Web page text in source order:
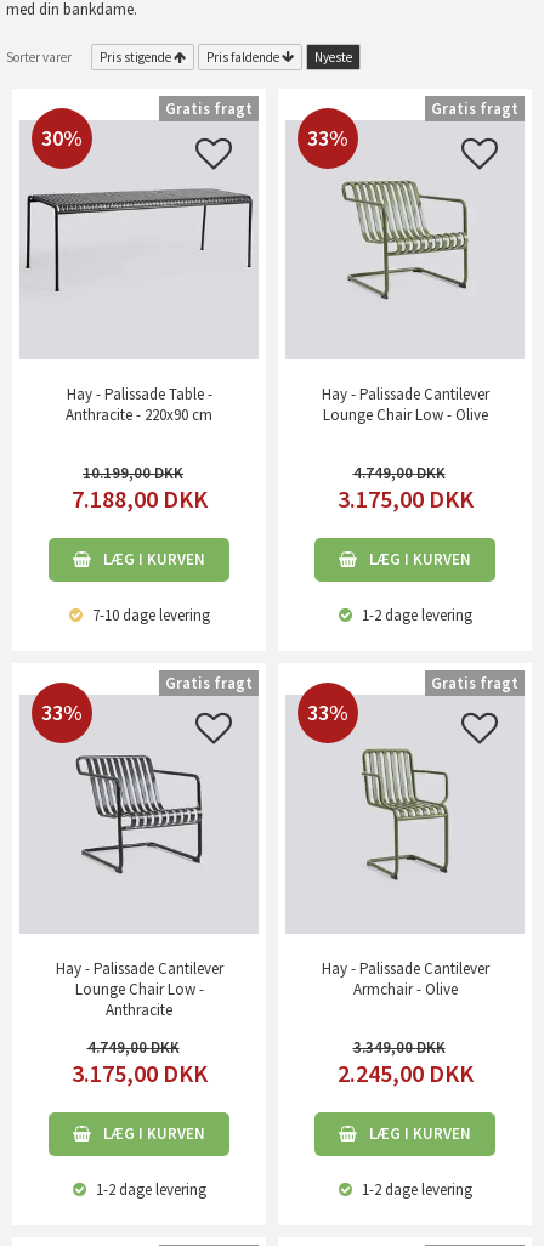
med din bankdame.
Sorter varer Pris stigende Pris faldende Nyeste
30%
Hay - Palissade Table -
Anthracite - 220x90 cm
10.199,00
7.188,00 DKK
LÆG I KURVEN
7-10 dagelevering
Gratis fragt
33%
Hay - Palissade Cantilever
Lounge Chair Low - Olive
4.749,00
3.175,00 DKK
LÆG I KURVEN
1-2 dagelevering
Gratis fragt
33%
Hay - Palissade Cantilever
Lounge Chair Low -
Anthracite
4.749,00
3.175,00 DKK
LÆG I KURVEN
1-2 dagelevering
Gratis fragt
33%
Hay - Palissade Cantilever
Armchair - Olive
3.349,00
2.245,00 DKK
LÆG I KURVEN
1-2 dagelevering
Gratis fragt